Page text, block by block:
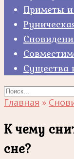
Приметы
Существа
Search
for:
Главная »
К чему
сне?